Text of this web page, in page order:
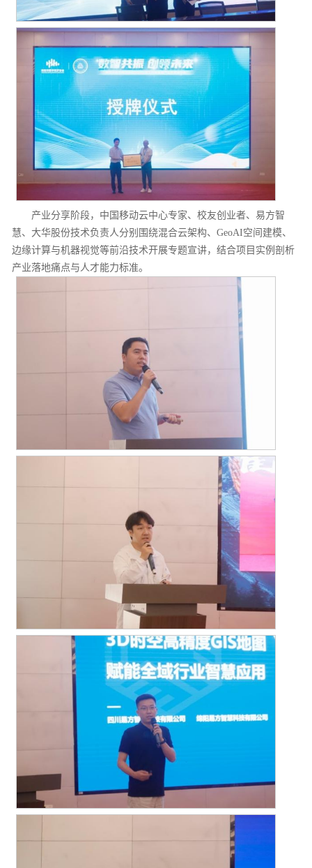
产业分享阶段，中国移动云中心专家、校友创业者、易方智
慧、大华股份技术负责人分别围绕混合云架构、GeoAI空间建模、
边缘计算与机器视觉等前沿技术开展专题宣讲，结合项目实例剖析
产业落地痛点与人才能力标准。